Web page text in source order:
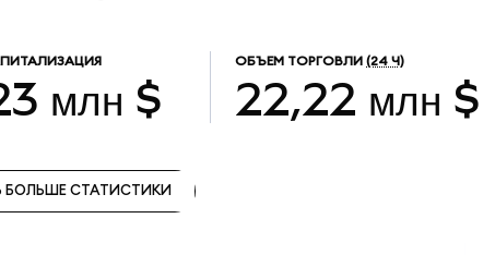
млн $
ОБЪЕМ ТОРГОВЛИ (24 Ч)
22,22 млн $
БОЛЬШЕ СТАТИСТИКИ